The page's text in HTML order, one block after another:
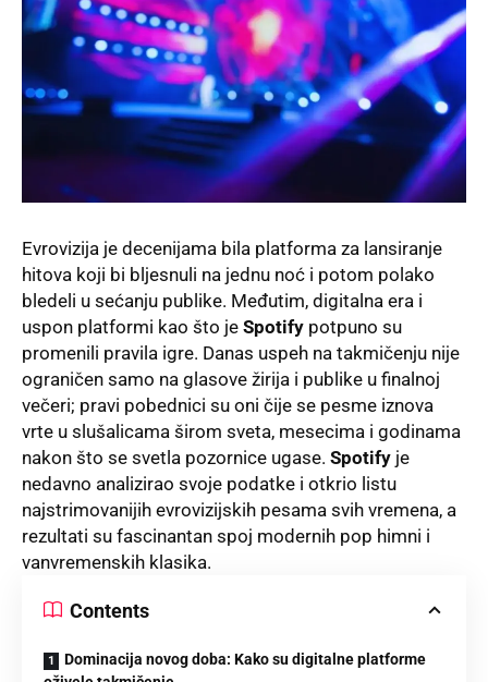
Evrovizija je decenijama bila platforma za lansiranje
hitova koji bi bljesnuli na jednu noć i potom polako
bledeli u sećanju publike. Međutim, digitalna era i
uspon platformi kao što je Spotify potpuno su
promenili pravila igre. Danas uspeh na takmičenju nije
ograničen samo na glasove žirija i publike u finalnoj
večeri; pravi pobednici su oni čije se pesme iznova
vrte u slušalicama širom sveta, mesecima i godinama
nakon što se svetla pozornice ugase. Spotify je
nedavno analizirao svoje podatke i otkrio listu
najstrimovanijih evrovizijskih pesama svih vremena, a
rezultati su fascinantan spoj modernih pop himni i
vanvremenskih klasika.
Contents
Dominacija novog doba: Kako su digitalne platforme